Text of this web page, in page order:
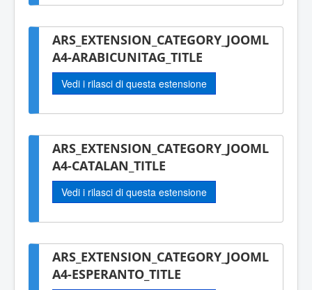
ARS_EXTENSION_CATEGORY_JOOML
A4-ARABICUNITAG_TITLE
Vedi i rilasci di questa estensione
ARS_EXTENSION_CATEGORY_JOOML
A4-CATALAN_TITLE
Vedi i rilasci di questa estensione
ARS_EXTENSION_CATEGORY_JOOML
A4-ESPERANTO_TITLE